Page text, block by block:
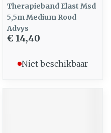
Therapieband Elast Msd
5,5m Medium Rood
Advys
€ 14,40
Niet beschikbaar